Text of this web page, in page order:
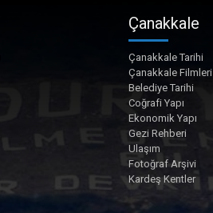
Çanakkale
Çanakkale Tarihi
Çanakkale Filmleri
Belediye Tarihi
Coğrafi Yapı
Ekonomik Yapı
Gezi Rehberi
Ulaşım
Fotoğraf Arşivi
Kardeş Kentler